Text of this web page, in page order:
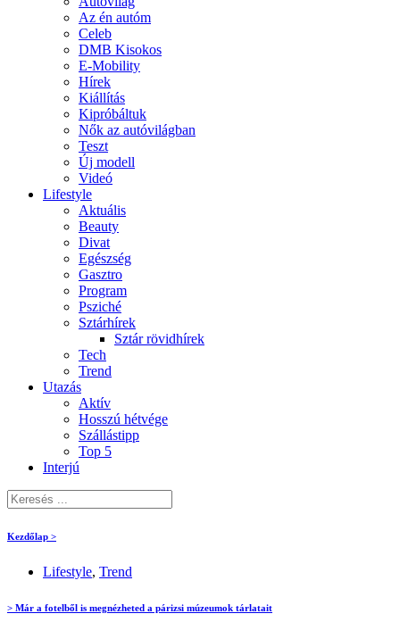
Az én autóm
Celeb
DMB Kisokos
E-Mobility
Hírek
Kiállítás
Kipróbáltuk
Nők az autóvilágban
Teszt
Új modell
Videó
Lifestyle
Aktuális
Beauty
Divat
Egészség
Gasztro
Program
Psziché
Sztárhírek
Sztár rövidhírek
Tech
Trend
Utazás
Aktív
Hosszú hétvége
Szállástipp
Top 5
Interjú
Kezdőlap >
Lifestyle, Trend
> Már a fotelből is megnézheted a párizsi múzeumok tárlatait